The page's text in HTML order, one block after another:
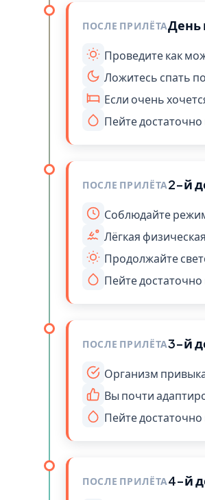
ПОСЛЕ ПРИЛЁТАДень
Проведите как
Ложитесь спать
Если очень
Пейте
ПОСЛЕ ПРИЛЁТА2-й
Соблюдайте
Лёгкая
Продолжайте
Пейте
ПОСЛЕ ПРИЛЁТА3-й
Организм
Вы почти
Пейте
ПОСЛЕ ПРИЛЁТА4-й